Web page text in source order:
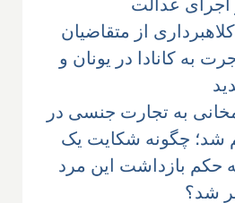
اجرای عدالت
از متقاضیان
به کانادا در یونان و
به تجارت جنسی در
شد؛ چگونه شکایت یک
حکم بازداشت این مرد
شد؟